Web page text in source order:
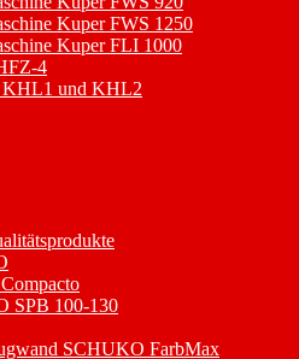
Kuper FWS 1250
Kuper FLI 1000
4
KHL1 und KHL2
SPB 100-130
SCHUKO FarbMax